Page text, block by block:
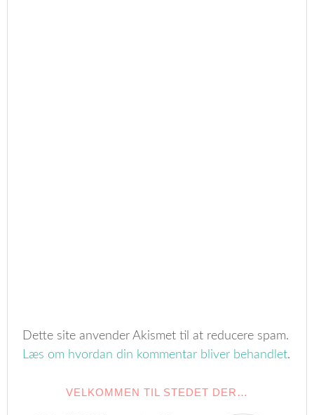
Dette site anvender Akismet til at reducere spam.
Læs om hvordan din kommentar bliver behandlet.
VELKOMMEN TIL STEDET DER…